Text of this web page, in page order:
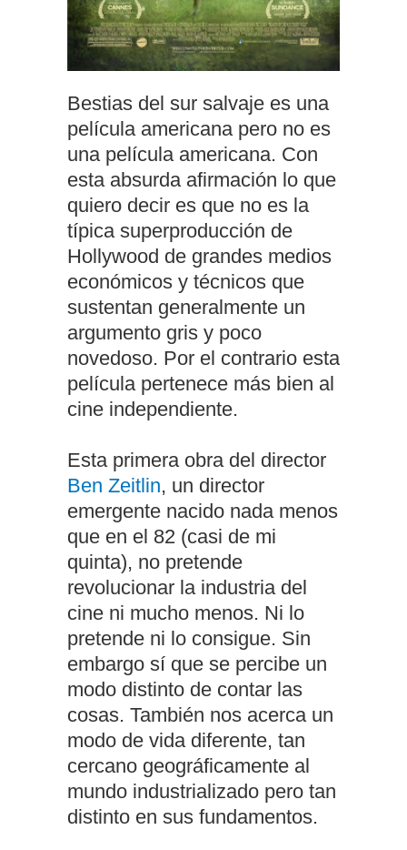
Bestias del sur salvaje es una
película americana pero no es
una película americana. Con
esta absurda afirmación lo que
quiero decir es que no es la
típica superproducción de
Hollywood de grandes medios
económicos y técnicos que
sustentan generalmente un
argumento gris y poco
novedoso. Por el contrario esta
película pertenece más bien al
cine independiente.
Esta primera obra del director
Ben Zeitlin, un director
emergente nacido nada menos
que en el 82 (casi de mi
quinta), no pretende
revolucionar la industria del
cine ni mucho menos. Ni lo
pretende ni lo consigue. Sin
embargo sí que se percibe un
modo distinto de contar las
cosas. También nos acerca un
modo de vida diferente, tan
cercano geográficamente al
mundo industrializado pero tan
distinto en sus fundamentos.